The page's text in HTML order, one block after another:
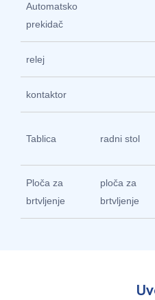
Automatsko
prekidač
relej
kontaktor
Tablica radni stol
Ploča za
brtvljenje
ploča za
brtvljenje